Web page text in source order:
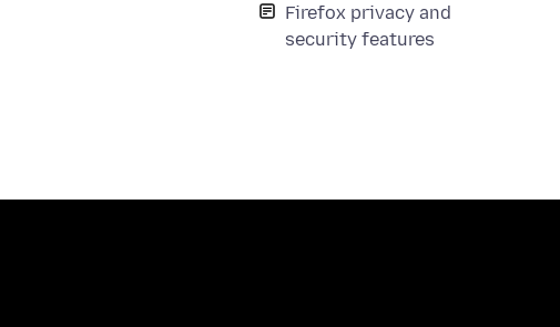
Firefox privacy and
security features